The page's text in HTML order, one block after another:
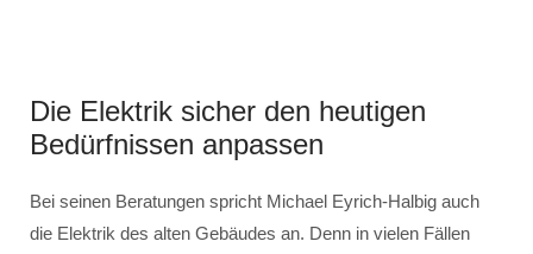
Die Elektrik sicher den heutigen
Bedürfnissen anpassen
Bei seinen Beratungen spricht Michael Eyrich-Halbig auch
die Elektrik des alten Gebäudes an. Denn in vielen Fällen